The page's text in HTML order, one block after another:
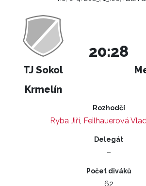
TJ Sokol
Krmelín
20:28
Rozhodčí
Ryba Jiří, Feilhauerová
Delegát
–
Počet diváků
62